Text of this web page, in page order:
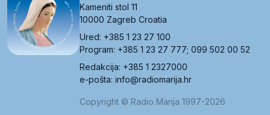
Kameniti stol 11
10000 Zagreb Croatia
Ured: +385 1 23 27 100
Program: +385 1 23 27 777; 099 502 00 52
Redakcija: +385 1 2327000
e-pošta: info@radiomarija.hr
Copyright © Radio Marija 1997-2026